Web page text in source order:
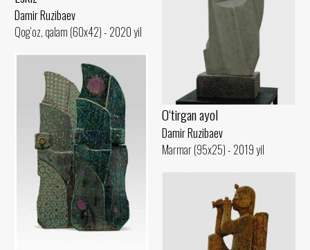
Damir Ruzibaev
Qog‘oz, qalam (60x42) - 2020 yil
O‘tirgan ayol
Damir Ruzibaev
Marmar (95x25) - 2019 yil